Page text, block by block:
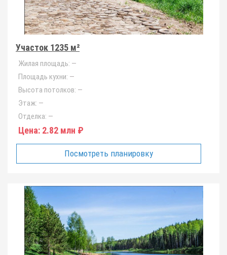
Участок 1235 м²
Жилая площадь: —
Площадь кухни: —
Высота потолков: —
Этаж: —
Отделка: —
Цена: 2.82 млн ₽
Посмотреть планировку